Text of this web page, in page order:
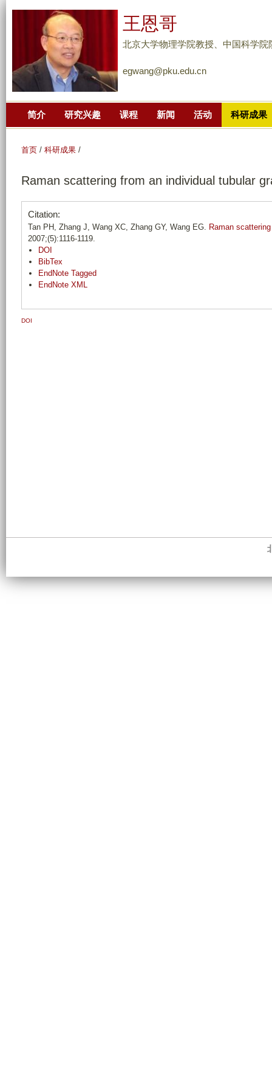
到
主
要
分
王恩哥
北京大学物理学院教授、中国科学
egwang@pku.edu.cn
简介 研究兴趣 课程 新闻 活动 科研成果
首页 / 科研成果 /
Raman scattering from an individual tubular
Citation:
Tan PH, Zhang J, Wang XC, Zhang GY, Wang EG. Raman
2007;(5):1116-1119.
DOI
BibTex
EndNote Tagged
EndNote XML
DOI